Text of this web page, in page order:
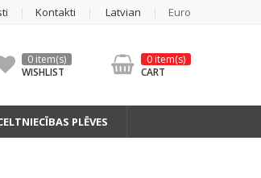
Kontakti Latvian Euro
0 item(s)
WISHLIST
0 item(s)
CART
PLĒVES